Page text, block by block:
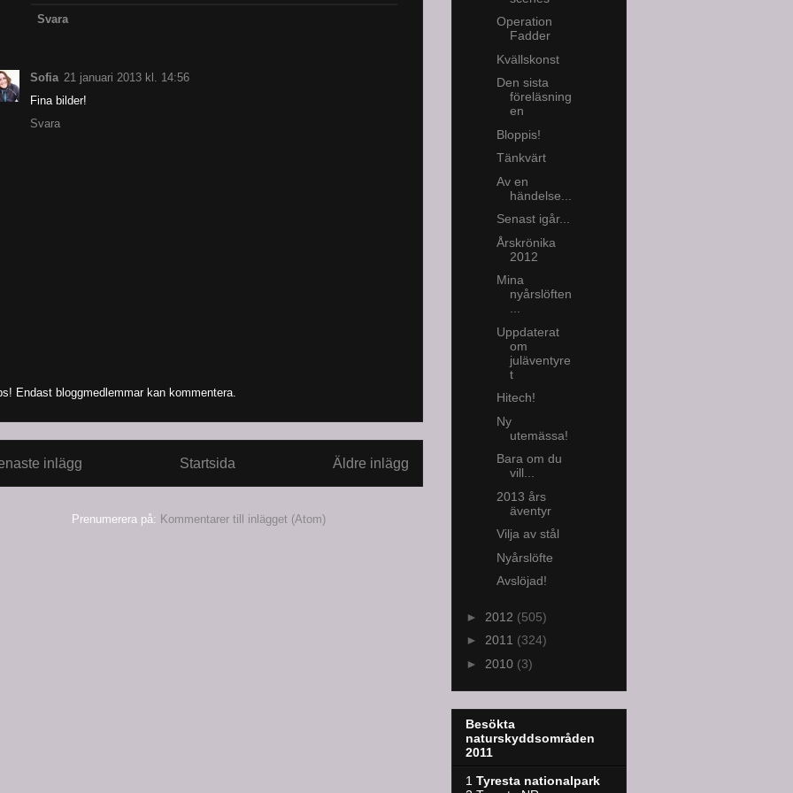
Svara
Sofia 21 januari 2013 kl. 14:56
Fina bilder!
Svara
Endast bloggmedlemmar kan kommentera.
inlägg Äldre inlägg
Startsida
Prenumerera på: Kommentarer till inlägget (Atom)
Operation
Fadder
Kvällskonst
Den sista
föreläsning
en
Bloppis!
Tänkvärt
Av en
händelse...
Senast igår...
Årskrönika
2012
Mina
nyårslöften
Uppdaterat
om
juläventyre
t
Hitech!
Ny
utemässa!
Bara om du
vill...
2013 års
äventyr
Vilja av stål
Nyårslöfte
Avslöjad!
► 2012 (505)
► 2011 (324)
► 2010 (3)
Besökta
naturskyddsområden
2011
1 Tyresta nationalpark